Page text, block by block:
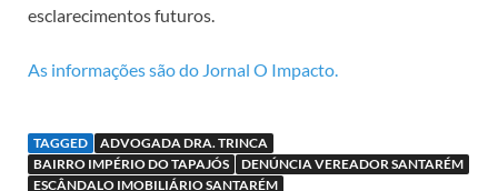
esclarecimentos futuros.
As informações são do Jornal O Impacto.
TAGGED
ADVOGADA DRA. TRINCA
BAIRRO IMPÉRIO DO TAPAJÓS
DENÚNCIA VEREADOR SANTARÉM
ESCÂNDALO IMOBILIÁRIO SANTARÉM